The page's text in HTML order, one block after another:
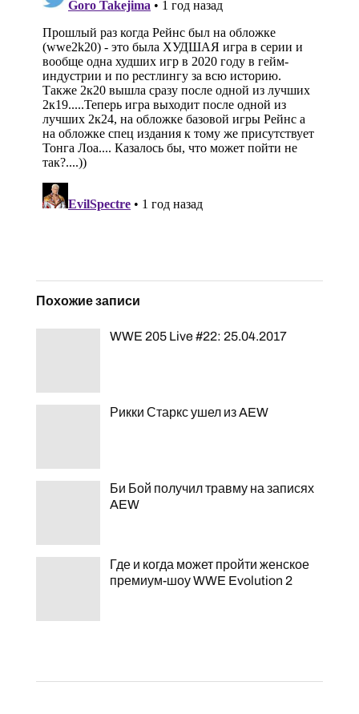
Похожие записи
WWE 205 Live #22: 25.04.2017
Рикки Старкс ушел из AEW
Би Бой получил травму на записях
AEW
Где и когда может пройти женское
премиум-шоу WWE Evolution 2